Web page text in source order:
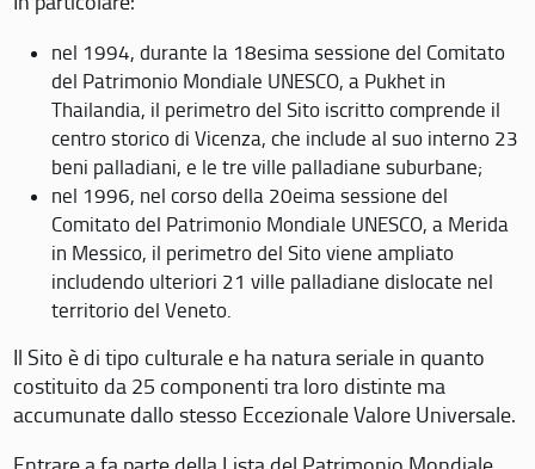
nel 1994, durante la 18esima sessione del Comitato
del Patrimonio Mondiale UNESCO, a Pukhet in
Thailandia, il perimetro del Sito iscritto comprende il
centro storico di Vicenza, che include al suo interno 23
beni palladiani, e le tre ville palladiane suburbane;
nel 1996, nel corso della 20eima sessione del
Comitato del Patrimonio Mondiale UNESCO, a Merida
in Messico, il perimetro del Sito viene ampliato
includendo ulteriori 21 ville palladiane dislocate nel
territorio del Veneto.
Il Sito è di tipo culturale e ha natura seriale in quanto
costituito da 25 componenti tra loro distinte ma
accumunate dallo stesso Eccezionale Valore Universale.